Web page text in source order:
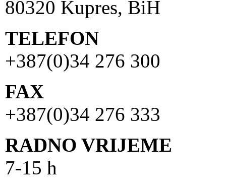
80320 Kupres, BiH
TELEFON
+387(0)34 276 300
FAX
+387(0)34 276 333
RADNO VRIJEME
7-15 h